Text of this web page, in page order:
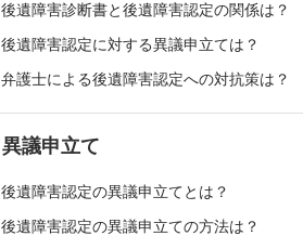
後遺障害診断書と後遺障害認定の関係は？
後遺障害認定に対する異議申立ては？
弁護士による後遺障害認定への対抗策は？
異議申立て
後遺障害認定の異議申立てとは？
後遺障害認定の異議申立ての方法は？